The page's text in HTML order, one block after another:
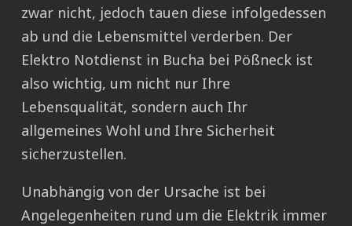
zwar nicht, jedoch tauen diese infolgedessen
ab und die Lebensmittel verderben. Der
Elektro Notdienst in Bucha bei Pößneck ist
also wichtig, um nicht nur Ihre
Lebensqualität, sondern auch Ihr
allgemeines Wohl und Ihre Sicherheit
sicherzustellen.
Unabhängig von der Ursache ist bei
Angelegenheiten rund um die Elektrik immer